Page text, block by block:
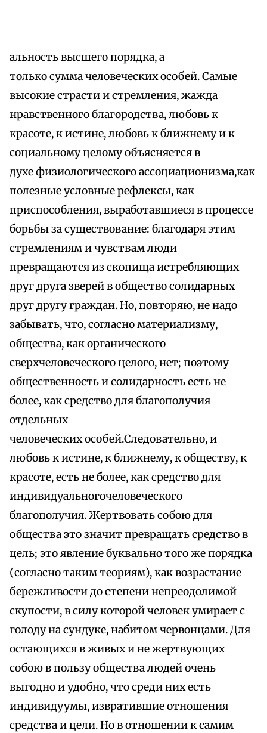
альность высшего порядка, а
только сумма человеческих особей. Самые
высокие страсти и стремления, жажда
нравственного благородства, любовь к
красоте, к истине, любовь к ближнему и к
социальному целому объясняется в
духе физиологического ассоциационизма,как
полезные условные рефлексы, как
приспособления, выработавшиеся в процессе
борьбы за существование: благодаря этим
стремлениям и чувствам люди
превращаются из скопища истребляющих
друг друга зверей в общество солидарных
друг другу граждан. Но, повторяю, не надо
забывать, что, согласно материализму,
общества, как органического
сверхчеловеческого целого, нет; поэтому
общественность и солидарность есть не
более, как средство для благополучия
отдельных
человеческих особей.Следовательно, и
любовь к истине, к ближнему, к обществу, к
красоте, есть не более, как средство для
индивидуальногочеловеческого
благополучия. Жертвовать собою для
общества это значит превращать средство в
цель; это явление буквально того же порядка
(согласно таким теориям), как возрастание
бережливости до степени непреодолимой
скупости, в силу которой человек умирает с
голоду на сундуке, набитом червонцами. Для
остающихся в живых и не жертвующих
собою в пользу общества людей очень
выгодно и удобно, что среди них есть
индивидуумы, извратившие отношения
средства и цели. Но в отношении к самим